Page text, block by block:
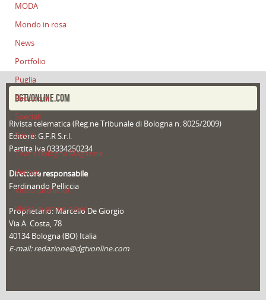
MODA
Mondo in rosa
News
Portfolio
Puglia
Redazioni
Speciali
Sport
That's Bologna Magazine
Veneto
Video (archivio)
Video in primo piano
DGTVONLINE.COM
Rivista telematica (Reg.ne Tribunale di Bologna n. 8025/2009)
Editore: G.F.R S.r.l.
Partita Iva 03334250234
Direttore responsabile
Ferdinando Pelliccia
Proprietario: Marcello De Giorgio
Via A. Costa, 78
40134 Bologna (BO) Italia
E-mail: redazione@dgtvonline.com